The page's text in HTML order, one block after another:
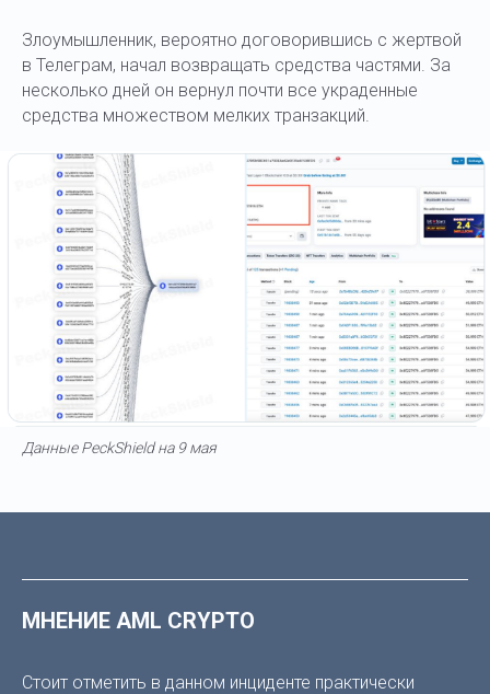
Злоумышленник, вероятно договорившись с жертвой
в Телеграм, начал возвращать средства частями. За
несколько дней он вернул почти все украденные
средства множеством мелких транзакций.
Данные PeckShield на 9 мая
МНЕНИЕ AML CRYPTO
Стоит отметить в данном инциденте практически